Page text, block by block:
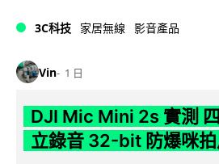
3C科技 家居無線 影音產品
Vin 1 日
DJI Mic Mini 2s 實測
立錄音 32-bit 防爆咪